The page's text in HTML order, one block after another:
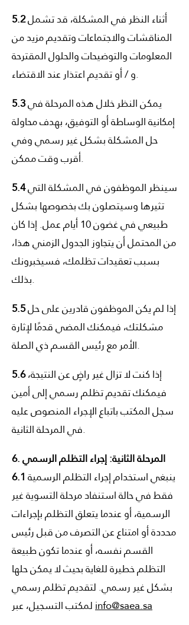
5.2أثناء النظر في المشكلة، قد تشمل
المناقشات والاجتماعات وتقديم مزيد من
المعلومات والتوضيحات والحلول المقترحة
و / أو تقديم اعتذار عند الاقتضاء.
5.3يمكن النظر خلال هذه المرحلة في
إمكانية الوساطة أو التوفيق، بهدف محاولة
حل المشكلة بشكل غير رسمي وفي
أقرب وقت ممكن.
5.4سينظر الموظفون في المشكلة التي
تثيرها وسيتصلون بك بخصوصها بشكل
طبيعي في غضون 10 أيام عمل. إذا كان
من المحتمل أن يتجاوز الجدول الزمني هذا،
بسبب تعقيدات تظلمك، فسيخبرونك
بذلك.
5.5إذا لم يكن الموظفون قادرين على حل
مشكلتك، فيمكنك المضي قدمًا لإثارة
الأمر مع رئيس القسم ذي الصلة.
5.6إذا كنت لا تزال غير راضٍ عن النتيجة،
فيمكنك تقديم تظلم رسمي إلى أمين
سجل المكتب باتباع الإجراء المنصوص عليه
في المرحلة الثانية.
6. المرحلة الثانية: إجراء التظلم الرسمي
6.1
فقط في حالة استنفاد مرحلة التسوية غير
الرسمية، أو عندما يتعلق التظلم بإجراءات
محددة أو امتناع عن التصرف من قبل رئيس
القسم نفسه، أو عندما تكون طبيعة
التظلم خطيرة للغاية بحيث لا يمكن حلها
بشكل غير رسمي. لتقديم تظلم رسمي
info@saea.sa